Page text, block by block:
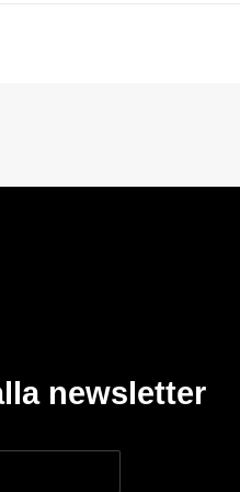
newsletter